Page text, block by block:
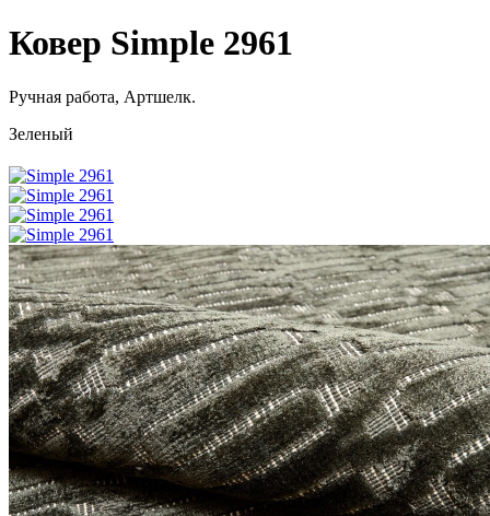
Ковер Simple 2961
Ручная работа, Артшелк.
Зеленый